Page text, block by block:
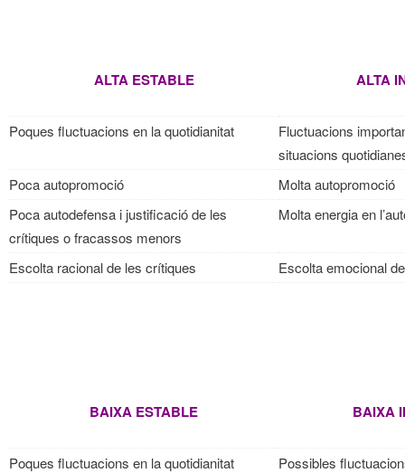
ALTA ESTABLE ALTA
Poques fluctuacions en la quotidianitat
Fluctuacions
situacions
Poca autopromoció
Molta autopromoció
Poca autodefensa i justificació de les
crítiques o fracassos menors
Molta energia en
Escolta racional de les crítiques Escolta emocional
BAIXA ESTABLE BAIXA
Poques fluctuacions en la quotidianitat
Possibles